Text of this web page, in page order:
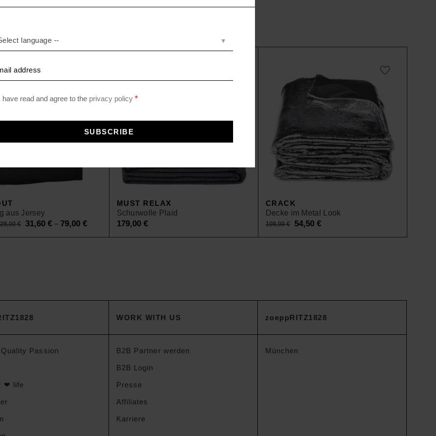
aus Jersey
€ Original
price
31,60€ – 79,00€Current
price
MUST RELAX
Schurwolle Plaid
179,00 €
CRACK
Decke im Metal Look
109,00€
Original
price
54,50€Current
price
Passion
❤ life
WORK WITH US
B2B Partner werden
B2B Login
Presse
Affiliates
Karriere
zoeppRITZ1828
München